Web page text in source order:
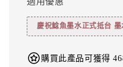
慶祝鯰魚墨水正式抵台 墨
購買此產品可獲得